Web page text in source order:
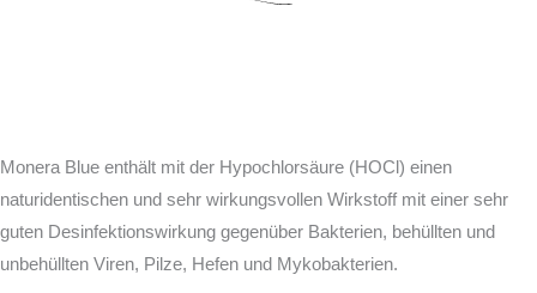
Monera Blue enthält mit der Hypochlorsäure (HOCl) einen
naturidentischen und sehr wirkungsvollen Wirkstoff mit einer sehr
guten Desinfektionswirkung gegenüber Bakterien, behüllten und
unbehüllten Viren, Pilze, Hefen und Mykobakterien.